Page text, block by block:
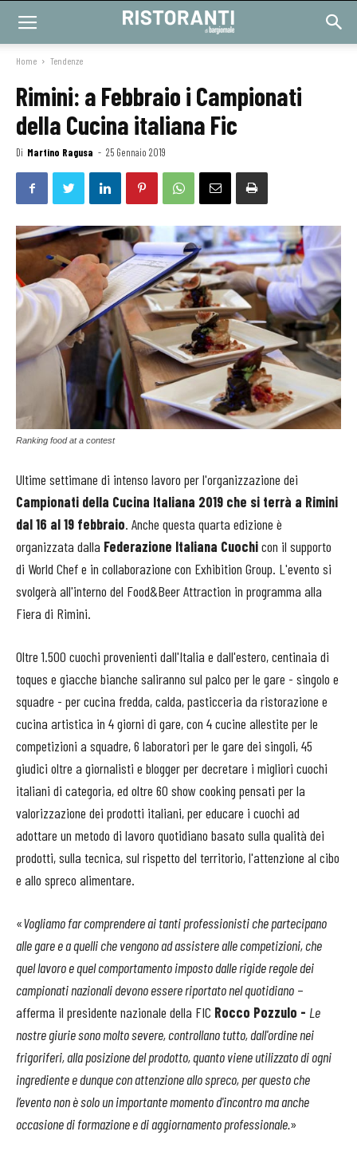
Home Tendenze
Rimini: a Febbraio i Campionati
della Cucina italiana Fic
Di Martino Ragusa - 25 Gennaio 2019
Ranking food at a contest
Ultime settimane di intenso lavoro per l'organizzazione dei
Campionati della Cucina Italiana 2019 che si terrà a Rimini
dal 16 al 19 febbraio. Anche questa quarta edizione è
organizzata dalla Federazione Italiana Cuochicon il supporto
di World Chef e in collaborazione con Exhibition Group. L'evento si
svolgerà all'interno del Food&Beer Attraction in programma alla
Fiera di Rimini.
Oltre 1.500 cuochi provenienti dall'Italia e dall'estero, centinaia di
toques e giacche bianche saliranno sul palco per le gare - singolo e
squadre - per cucina fredda, calda, pasticceria da ristorazione e
cucina artistica in 4 giorni di gare, con 4 cucine allestite per le
competizioni a squadre, 6 laboratori per le gare dei singoli, 45
giudici oltre a giornalisti e blogger per decretare i migliori cuochi
italiani di categoria, ed oltre 60 show cooking pensati per la
valorizzazione dei prodotti italiani, per educare i cuochi ad
adottare un metodo di lavoro quotidiano basato sulla qualità dei
prodotti, sulla tecnica, sul rispetto del territorio, l'attenzione al cibo
e allo spreco alimentare.
«Vogliamo far comprendere ai tanti professionisti che partecipano
alle gare e a quelli che vengono ad assistere alle competizioni, che
quel lavoro e quel comportamento imposto dalle rigide regole dei
campionati nazionali devono essere riportato nel quotidiano –
afferma il presidente nazionale della FIC Rocco Pozzulo - Le
nostre giurie sono molto severe, controllano tutto, dall'ordine nei
frigoriferi, alla posizione del prodotto, quanto viene utilizzato di ogni
ingrediente e dunque con attenzione allo spreco, per questo che
l’evento non è solo un importante momento d'incontro ma anche
occasione di formazione e di aggiornamento professionale.»